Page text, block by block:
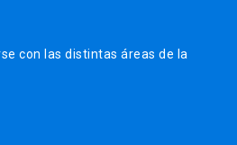
con las distintas áreas de la